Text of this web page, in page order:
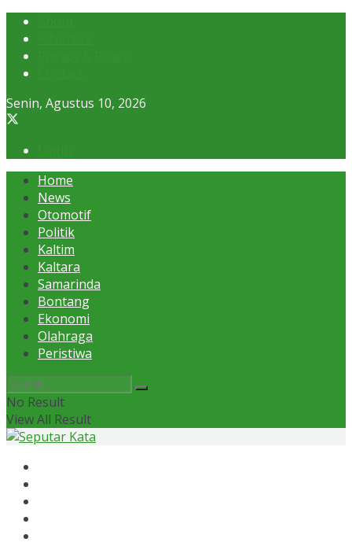
Senin, Agustus 10, 2026
Home
News
Otomotif
Politik
Kaltim
Kaltara
Samarinda
Bontang
Ekonomi
Olahraga
Peristiwa
No Result
View All Result